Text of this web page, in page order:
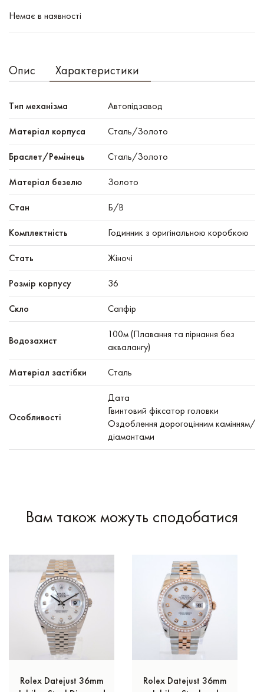
Немає в наявності
Опис Характеристики
Тип механізма Автопідзавод
Mатеріал корпуса Сталь/Золото
Браслет/Ремінець Сталь/Золото
Матеріал безелю Золото
Стан Б/В
Комплектність Годинник з оригінальною коробкою
Стать Жіночі
Розмір корпусу 36
Скло Сапфір
Водозахист
100м (Плавання та пірнання без
аквалангу)
Матеріал застібки Сталь
Особливості
Дата
Гвинтовий фіксатор головки
Оздоблення дорогоцінним камінням/
діамантами
Вам також можуть сподобатися
Rolex Datejust 36mm
Rolex Datejust 36mm